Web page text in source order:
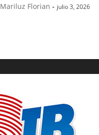
Mariluz Florian - julio 3, 2026